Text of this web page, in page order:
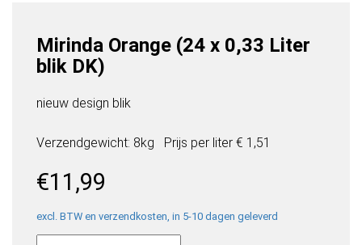
Mirinda Orange (24 x 0,33 Liter
blik DK)
nieuw design blik
Verzendgewicht: 8kg Prijs per liter € 1,51
€11,99
excl. BTW en verzendkosten, in 5-10 dagen geleverd
Mirinda